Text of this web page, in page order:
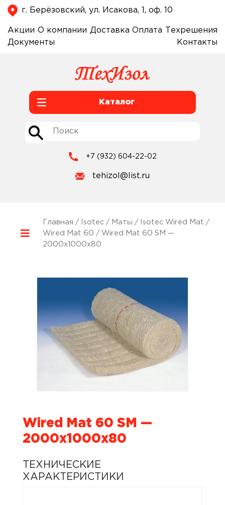
г. Берёзовский, ул. Исакова, 1, оф. 10
Акции О компании Доставка Оплата
Техрешения
Документы
Контакты
Каталог
+7 (932) 604-22-02
tehizol@list.ru
Главная / Isotec/ Маты / Isotec Wired Mat /
Wired Mat 60 / Wired Mat 60 SM —
2000x1000x80
Wired Mat 60 SM —
2000x1000x80
ТЕХНИЧЕСКИЕ
ХАРАКТЕРИСТИКИ